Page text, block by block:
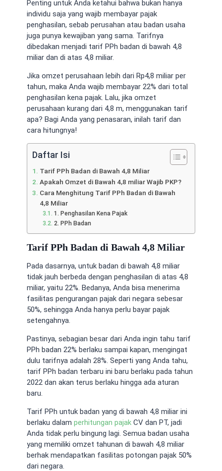
Penting untuk Anda ketahui bahwa bukan hanya
individu saja yang wajib membayar pajak
penghasilan, sebab perusahan atau badan usaha
juga punya kewajiban yang sama. Tarifnya
dibedakan menjadi tarif PPh badan di bawah 4,8
miliar dan di atas 4,8 miliar.
Jika omzet perusahaan lebih dari Rp4,8 miliar per
tahun, maka Anda wajib membayar 22% dari total
penghasilan kena pajak. Lalu, jika omzet
perusahaan kurang dari 4,8 m, menggunakan tarif
apa? Bagi Anda yang penasaran, inilah tarif dan
cara hitungnya!
Daftar Isi
Tarif PPh Badan di Bawah 4,8 Miliar
Apakah Omzet di Bawah 4,8 miliar Wajib PKP?
Cara Menghitung Tarif PPh Badan di Bawah
4,8 Miliar
1. Penghasilan Kena Pajak
2. PPh Badan
Tarif PPh Badan di Bawah 4,8 Miliar
Pada dasarnya, untuk badan di bawah 4,8 miliar
tidak jauh berbeda dengan penghasilan di atas 4,8
miliar, yaitu 22%. Bedanya, Anda bisa menerima
fasilitas pengurangan pajak dari negara sebesar
50%, sehingga Anda hanya perlu bayar pajak
setengahnya.
Pastinya, sebagian besar dari Anda ingin tahu tarif
PPh badan 22% berlaku sampai kapan, mengingat
dulu tarifnya adalah 28%. Seperti yang Anda tahu,
tarif PPh badan terbaru ini baru berlaku pada tahun
2022 dan akan terus berlaku hingga ada aturan
baru.
Tarif PPh untuk badan yang di bawah 4,8 miliar ini
berlaku dalam perhitungan pajak CV dan PT, jadi
Anda tidak perlu bingung lagi. Semua badan usaha
yang memiliki omzet tahunan di bawah 4,8 miliar
berhak mendapatkan fasilitas potongan pajak 50%
dari negara.